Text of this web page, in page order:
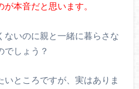
本音だと思います。
ないのに親と一緒に暮らさな
でしょう？
ところですが、実はありま